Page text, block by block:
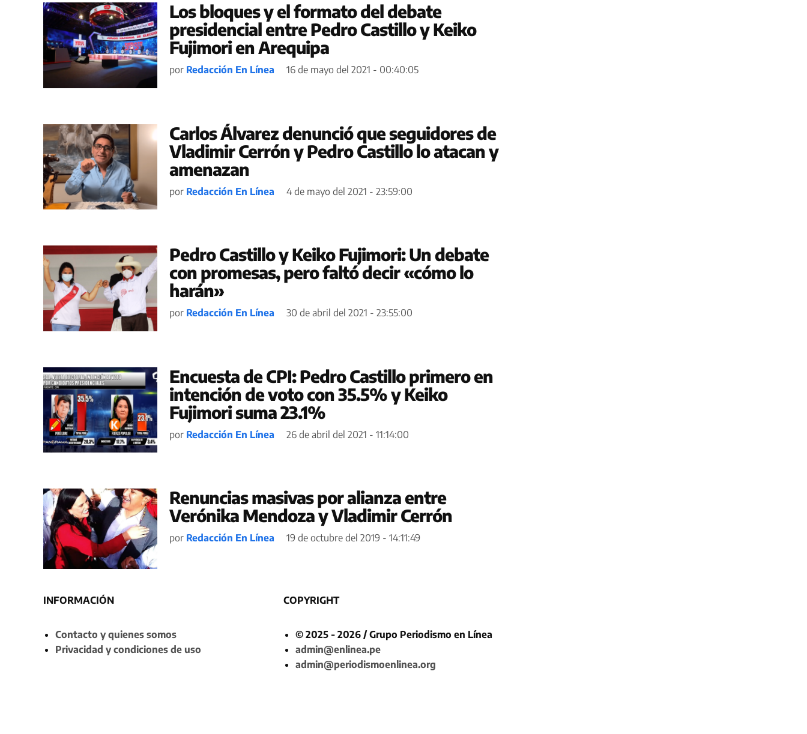
Los bloques y el formato del debate
presidencial entre Pedro Castillo y Keiko
Fujimori en Arequipa
por Redacción En Línea 16 de mayo del 2021 - 00:40:05
Carlos Álvarez denunció que seguidores de
Vladimir Cerrón y Pedro Castillo lo atacan y
amenazan
por Redacción En Línea 4 de mayo del 2021 - 23:59:00
Pedro Castillo y Keiko Fujimori: Un debate
con promesas, pero faltó decir «cómo lo
harán»
por Redacción En Línea 30 de abril del 2021 - 23:55:00
Encuesta de CPI: Pedro Castillo primero en
intención de voto con 35.5% y Keiko
Fujimori suma 23.1%
por Redacción En Línea 26 de abril del 2021 - 11:14:00
Renuncias masivas por alianza entre
Verónika Mendoza y Vladimir Cerrón
por Redacción En Línea 19 de octubre del 2019 - 14:11:49
INFORMACIÓN
Contacto y quienes somos
Privacidad y condiciones de uso
COPYRIGHT
© 2025 - 2026 / Grupo Periodismo en Línea
admin@enlinea.pe
admin@periodismoenlinea.org